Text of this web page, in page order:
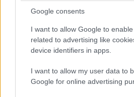
Google consents
I want to allow Google to
related to advertising like
device identifiers in apps.
I want to allow my user data to
Google for online advertising
φοινικιος 14·05·2025 08:41
δηλαδη πανηγυριζει ο
τα λιμενικα ταμεια το 50% των
εισητηρια?
Απαντήστε